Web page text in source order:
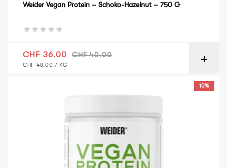
Weider Vegan Protein – Schoko-Hazelnut – 750 G
CHF 40.00
Verkaufspreis
CHF 36.00
GRUNDPREIS
CHF 48.00 / PRO
KG
10%